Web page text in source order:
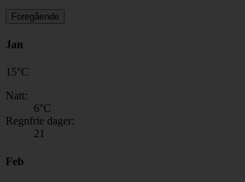
Foregående
Jan
15°C
Natt:
6°C
Regnfrie dager:
21
Feb